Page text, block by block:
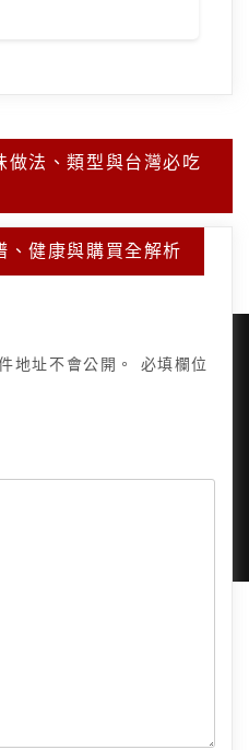
做法、類型與台灣必吃
、健康與購買全解析
地址不會公開。
必填欄位
地圖 全部文章